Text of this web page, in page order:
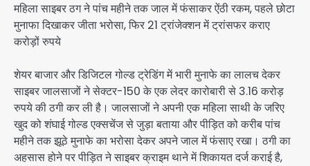
महिला साइबर ठग ने पांच महीने तक जाल में फंसाकर ऐंठी रकम, पहले छोटा
मुनाफा दिखाकर जीता भरोसा, फिर 21 ट्रांजेक्शन में ट्रांसफर कराए
करोड़ों रुपये
शेयर बाजार और डिजिटल गोल्ड ट्रेडिंग में भारी मुनाफे का लालच देकर
साइबर जालसाजों ने सेक्टर-150 के एक लेदर कारोबारी से 3.16 करोड़
रुपये की ठगी कर ली है। जालसाजों ने अपनी एक महिला साथी के जरिए
खुद को शंघाई गोल्ड एक्सचेंज से जुड़ा बताया और पीड़ित को करीब पांच
महीने तक झूठे मुनाफे का भरोसा देकर अपने जाल में फंसाए रखा। ठगी का
अहसास होने पर पीड़ित ने साइबर क्राइम थाने में शिकायत दर्ज कराई है,